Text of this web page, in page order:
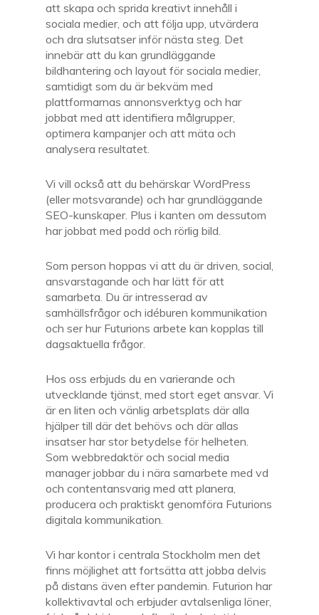
att skapa och sprida kreativt innehåll i
sociala medier, och att följa upp, utvärdera
och dra slutsatser inför nästa steg. Det
innebär att du kan grundläggande
bildhantering och layout för sociala medier,
samtidigt som du är bekväm med
plattformarnas annonsverktyg och har
jobbat med att identifiera målgrupper,
optimera kampanjer och att mäta och
analysera resultatet.
Vi vill också att du behärskar WordPress
(eller motsvarande) och har grundläggande
SEO-kunskaper. Plus i kanten om dessutom
har jobbat med podd och rörlig bild.
Som person hoppas vi att du är driven, social,
ansvarstagande och har lätt för att
samarbeta. Du är intresserad av
samhällsfrågor och idéburen kommunikation
och ser hur Futurions arbete kan kopplas till
dagsaktuella frågor.
Hos oss erbjuds du en varierande och
utvecklande tjänst, med stort eget ansvar. Vi
är en liten och vänlig arbetsplats där alla
hjälper till där det behövs och där allas
insatser har stor betydelse för helheten.
Som webbredaktör och social media
manager jobbar du i nära samarbete med vd
och contentansvarig med att planera,
producera och praktiskt genomföra Futurions
digitala kommunikation.
Vi har kontor i centrala Stockholm men det
finns möjlighet att fortsätta att jobba delvis
på distans även efter pandemin. Futurion har
kollektivavtal och erbjuder avtalsenliga löner,